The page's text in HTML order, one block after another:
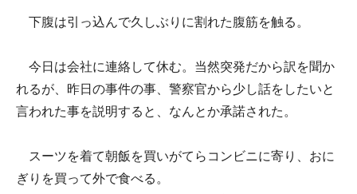
下腹は引っ込んで久しぶりに割れた腹筋を触る。
今日は会社に連絡して休む。当然突発だから訳を聞か
れるが、昨日の事件の事、警察官から少し話をしたいと
言われた事を説明すると、なんとか承諾された。
スーツを着て朝飯を買いがてらコンビニに寄り、おに
ぎりを買って外で食べる。